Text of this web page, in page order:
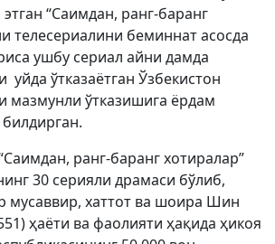
“Саимдан, ранг-баранг
телесериалини беминнат асосда
ушбу сериал айни дамда
уйда ўтказаётган Ўзбекистон
мазмунли ўтказишига ёрдам
ранг-баранг хотиралар”
30 серияли драмаси бўлиб,
мусаввир, хаттот ва шоира Шин
ҳаёти ва фаолияти ҳақида ҳикоя